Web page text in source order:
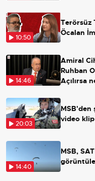
10:50
Terörsüz
Öcalan
14:46
Amiral
Ruhban
Açılırsa
20:03
MSB'den
video klip
14:40
MSB,